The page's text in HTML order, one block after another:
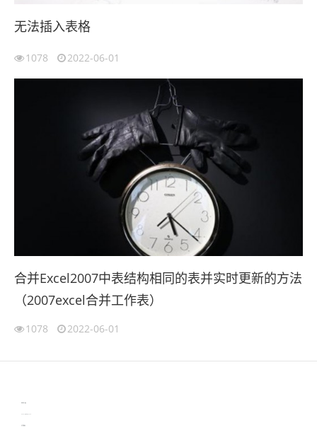
无法插入表格
1078 2022-06-01
合并Excel2007中表结构相同的表并实时更新的方法
（2007excel合并工作表）
1078 2022-06-01